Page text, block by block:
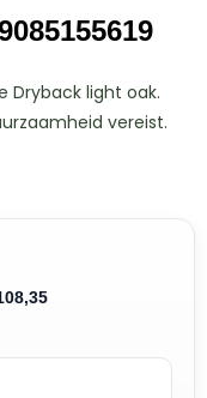
Dryback light oak.
vereist.